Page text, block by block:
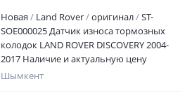
регионам РК. Время работы с 9: 00-18: 00
с перерывом 13: 00-14: 00. Без выходных.
Предварительно уточняйте цену и
наличие товара у нашего менеджера!
Наш Адрес: г. Каскелен Авторынок адрес:
Новая Land Rover оригинал
ST-
SOE000025 Датчик износа тормозных
колодок LAND ROVER DISCOVERY 2004-
2017 Наличие и актуальную цену
уточняйте у менеджера
Шымкент